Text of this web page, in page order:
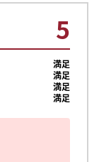
5
満足
満足
満足
満足